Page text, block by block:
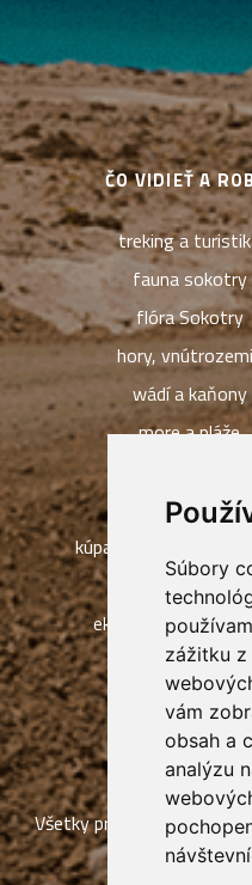
Súbory
zážitku z
vám
obsah a
analýzu
ČO VIDIEŤ A
treking a
fauna sokotry
flóra Sokotry
hory,
wádí a kaňony
more a pláže
Ľudia a dediny
kúpanie, potápanie a
jaskyne
ekoturistika, Eko
Všetky práva vyhradené
prevádzka